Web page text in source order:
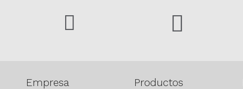
Empresa Productos